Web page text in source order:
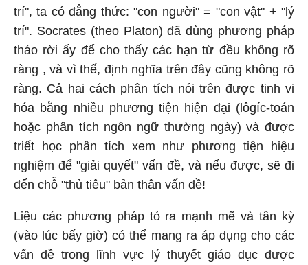
trí", ta có đẳng thức: "con người" = "con vật" + "lý
trí". Socrates (theo Platon) đã dùng phương pháp
tháo rời ấy để cho thấy các hạn từ đều không rõ
ràng , và vì thế, định nghĩa trên đây cũng không rõ
ràng. Cả hai cách phân tích nói trên được tinh vi
hóa bằng nhiều phương tiện hiện đại (lôgíc-toán
hoặc phân tích ngôn ngữ thường ngày) và được
triết học phân tích xem như phương tiện hiệu
nghiệm để "giải quyết" vấn đề, và nếu được, sẽ đi
đến chỗ "thủ tiêu" bản thân vấn đề!
Liệu các phương pháp tỏ ra mạnh mẽ và tân kỳ
(vào lúc bấy giờ) có thể mang ra áp dụng cho các
vấn đề trong lĩnh vực lý thuyết giáo dục được